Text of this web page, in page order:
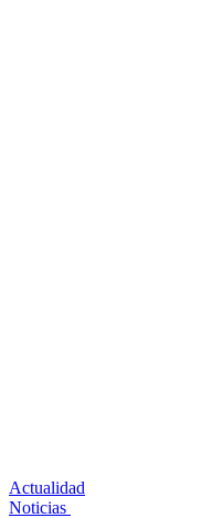
Actualidad
Noticias